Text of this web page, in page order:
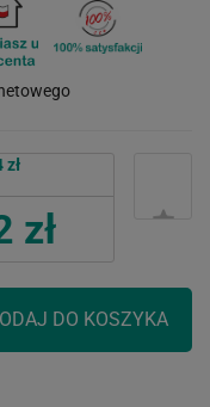
zł
zł